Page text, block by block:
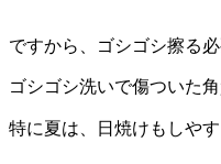
ですから、ゴシゴシ擦る
ゴシゴシ洗いで傷ついた
特に夏は、日焼けもしや